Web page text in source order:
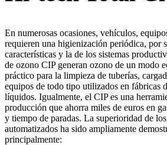
En numerosas ocasiones, vehículos,
requieren una higienización periódica, por
características y la de los sistemas
de ozono CIP generan ozono de un modo
práctico para la limpieza de tuberías,
equipos de todo tipo utilizados en fábricas
líquidos. Igualmente, el CIP es una
producción que ahorra miles de euros en
y tiempo de paradas. La superioridad de
automatizados ha sido ampliamente
principalmente: